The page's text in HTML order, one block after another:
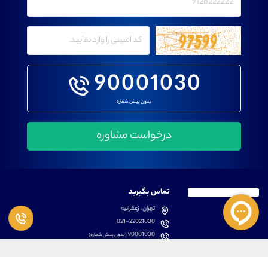
90001030
بدون پیش شماره
تماس بگیرید
تهران، زعفرانیه
021-22021030
90001030(بدون پیش شماره)